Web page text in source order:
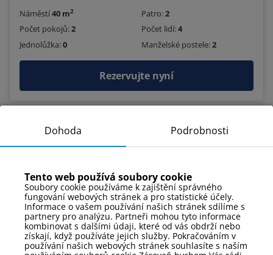
Náměstí40 m2 Patro:2
Počet pokojů:2 Počet lidí:4
Jednolůžka:0 Manželské postele:2
Rezervujte nyní
Online check-in
Dohoda Podrobnosti
Tento web používá soubory cookie
Soubory cookie používáme k zajištění správného
fungování webových stránek a pro statistické účely.
Informace o vašem používání našich stránek sdílíme s
partnery pro analýzu. Partneři mohou tyto informace
kombinovat s dalšími údaji, které od vás obdrží nebo
získají, když používáte jejich služby. Pokračováním v
používání našich webových stránek souhlasíte s naším